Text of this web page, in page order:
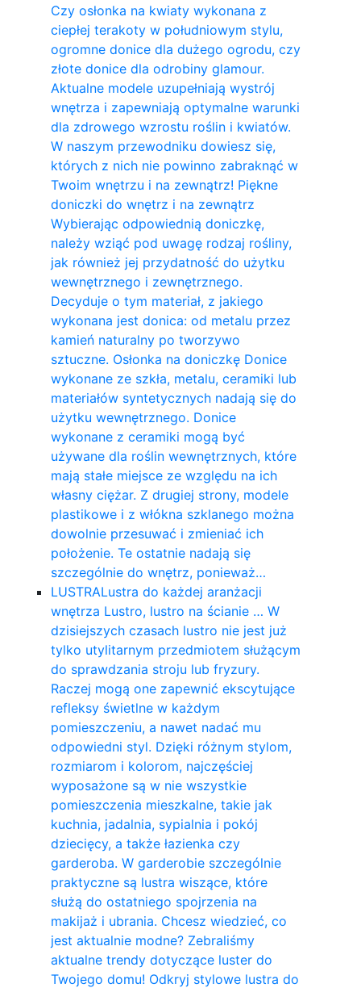
Czy osłonka na kwiaty wykonana z
ciepłej terakoty w południowym stylu,
ogromne donice dla dużego ogrodu, czy
złote donice dla odrobiny glamour.
Aktualne modele uzupełniają wystrój
wnętrza i zapewniają optymalne warunki
dla zdrowego wzrostu roślin i kwiatów.
W naszym przewodniku dowiesz się,
których z nich nie powinno zabraknąć w
Twoim wnętrzu i na zewnątrz! Piękne
doniczki do wnętrz i na zewnątrz
Wybierając odpowiednią doniczkę,
należy wziąć pod uwagę rodzaj rośliny,
jak również jej przydatność do użytku
wewnętrznego i zewnętrznego.
Decyduje o tym materiał, z jakiego
wykonana jest donica: od metalu przez
kamień naturalny po tworzywo
sztuczne. Osłonka na doniczkę Donice
wykonane ze szkła, metalu, ceramiki lub
materiałów syntetycznych nadają się do
użytku wewnętrznego. Donice
wykonane z ceramiki mogą być
używane dla roślin wewnętrznych, które
mają stałe miejsce ze względu na ich
własny ciężar. Z drugiej strony, modele
plastikowe i z włókna szklanego można
dowolnie przesuwać i zmieniać ich
położenie. Te ostatnie nadają się
szczególnie do wnętrz, ponieważ…
LUSTRALustra do każdej aranżacji
wnętrza Lustro, lustro na ścianie … W
dzisiejszych czasach lustro nie jest już
tylko utylitarnym przedmiotem służącym
do sprawdzania stroju lub fryzury.
Raczej mogą one zapewnić ekscytujące
refleksy świetlne w każdym
pomieszczeniu, a nawet nadać mu
odpowiedni styl. Dzięki różnym stylom,
rozmiarom i kolorom, najczęściej
wyposażone są w nie wszystkie
pomieszczenia mieszkalne, takie jak
kuchnia, jadalnia, sypialnia i pokój
dziecięcy, a także łazienka czy
garderoba. W garderobie szczególnie
praktyczne są lustra wiszące, które
służą do ostatniego spojrzenia na
makijaż i ubrania. Chcesz wiedzieć, co
jest aktualnie modne? Zebraliśmy
aktualne trendy dotyczące luster do
Twojego domu! Odkryj stylowe lustra do